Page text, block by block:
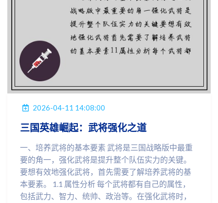
2026-04-11 14:08:00
三国英雄崛起：武将强化之道
一、培养武将的基本要素 武将是三国战略版中最重
要的角一，强化武将是提升整个队伍实力的关键。
要想有效地强化武将，首先需要了解培养武将的基
本要素。 1.1 属性分析 每个武将都有自己的属性，
包括武力、智力、统帅、政治等。在强化武将时，